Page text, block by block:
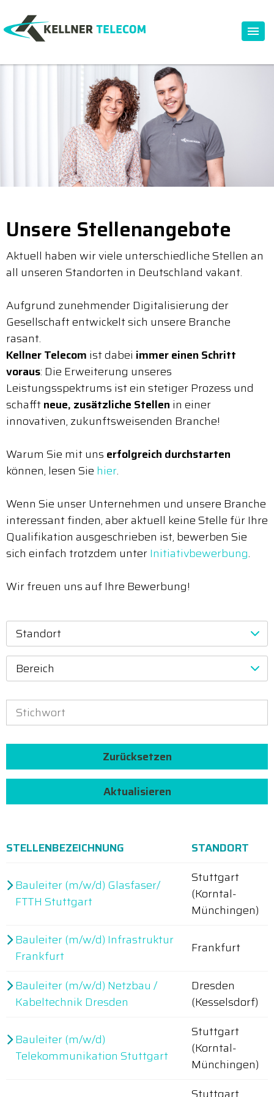
Unsere Stellenangebote
Aktuell haben wir viele unterschiedliche Stellen an
all unseren Standorten in Deutschland vakant.
Aufgrund zunehmender Digitalisierung der
Gesellschaft entwickelt sich unsere Branche
rasant.
Kellner Telecom ist dabei immer einen Schritt
voraus: Die Erweiterung unseres
Leistungsspektrums ist ein stetiger Prozess und
schafftneue, zusätzliche Stellen in einer
innovativen, zukunftsweisenden Branche!
Warum Sie mit uns erfolgreich durchstarten
können, lesen Sie hier.
Wenn Sie unser Unternehmen und unsere Branche
interessant finden, aber aktuell keine Stelle für Ihre
Qualifikation ausgeschrieben ist, bewerben Sie
sich einfach trotzdem unterInitiativbewerbung.
Wir freuen uns auf Ihre Bewerbung!
Standort
Bereich
Zurücksetzen
Aktualisieren
STELLENBEZEICHNUNG STANDORT
Bauleiter (m/w/d) Glasfaser/
FTTH Stuttgart
Stuttgart
(Korntal-
Münchingen)
Bauleiter (m/w/d) Infrastruktur
Frankfurt
Frankfurt
Bauleiter (m/w/d) Netzbau /
Kabeltechnik Dresden
Dresden
(Kesselsdorf)
Bauleiter (m/w/d)
Telekommunikation Stuttgart
Stuttgart
(Korntal-
Münchingen)